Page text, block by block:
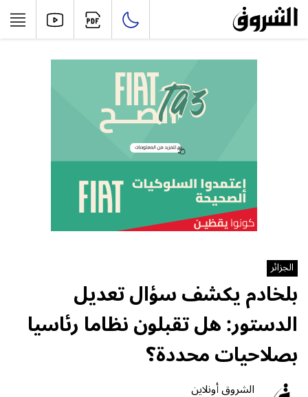
الجزائر
بلخادم يكشف سؤال تعديل
الدستور: هل تقبلون نظاما رئاسيا
بصلاحيات محددة؟
الشروق أونلاين